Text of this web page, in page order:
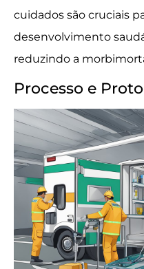
cuidados são cruciais
desenvolvimento
reduzindo a
Processo e